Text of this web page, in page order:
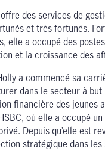
des services de
et très fortunés.
elle a occupé des
et la croissance des
a commencé sa
dans le secteur à
financière des jeunes
où elle a occupé
Depuis qu’elle est
stratégique dans